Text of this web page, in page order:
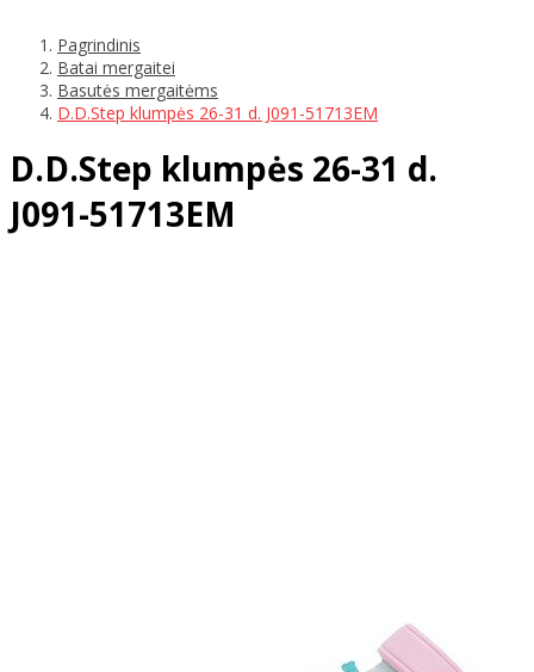
Pagrindinis
Batai mergaitei
Basutės mergaitėms
D.D.Step klumpės 26-31 d. J091-51713EM
D.D.Step klumpės 26-31 d.
J091-51713EM